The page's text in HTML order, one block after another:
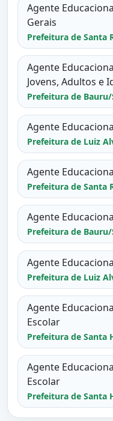
Agente
Gerais
Prefeitura de Santa
Agente
Jovens, Adultos e
Prefeitura de Bauru/
Agente
Prefeitura de Luiz
Agente
Prefeitura de Santa
Agente
Prefeitura de Bauru/
Agente
Prefeitura de Luiz
Agente
Escolar
Prefeitura de Santa
Agente
Escolar
Prefeitura de Santa